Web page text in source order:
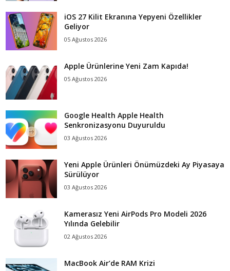
iOS 27 Kilit Ekranına Yepyeni Özellikler
Geliyor
05 Ağustos 2026
Apple Ürünlerine Yeni Zam Kapıda!
05 Ağustos 2026
Google Health Apple Health
Senkronizasyonu Duyuruldu
03 Ağustos 2026
Yeni Apple Ürünleri Önümüzdeki Ay Piyasaya
Sürülüyor
03 Ağustos 2026
Kamerasız Yeni AirPods Pro Modeli 2026
Yılında Gelebilir
02 Ağustos 2026
MacBook Air’de RAM Krizi